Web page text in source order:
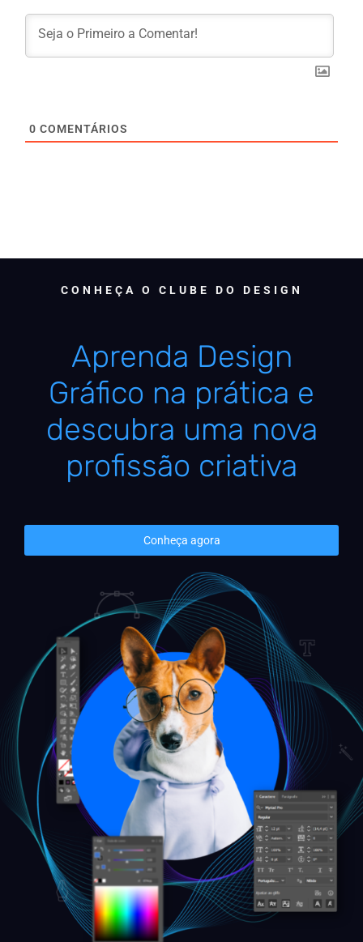
0 COMENTÁRIOS
CONHEÇA O CLUBE DO DESIGN
Aprenda Design
Gráfico na prática e
descubra uma nova
profissão criativa
Conheça agora